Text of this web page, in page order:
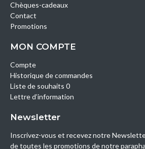
Chèques-cadeaux
Contact
Promotions
MON COMPTE
Compte
Historique de commandes
Liste de souhaits 0
Lettre d’information
Newsletter
Inscrivez-vous et recevez notre
de toutes les promotions de notre